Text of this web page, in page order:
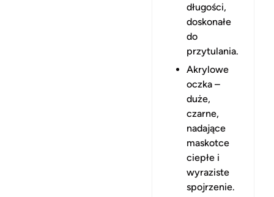
długości,
doskonałe
do
przytulania.
Akrylowe
oczka –
duże,
czarne,
nadające
maskotce
ciepłe i
wyraziste
spojrzenie.